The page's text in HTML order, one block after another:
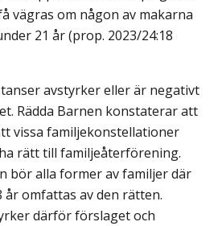
vägras om någon av makarna
21 år (prop. 2023/24:18
avstyrker eller är negativt
Rädda Barnen konstaterar att
vissa familjekonstellationer
rätt till familjeåterförening.
bör alla former av familjer där
år omfattas av den rätten.
därför förslaget och